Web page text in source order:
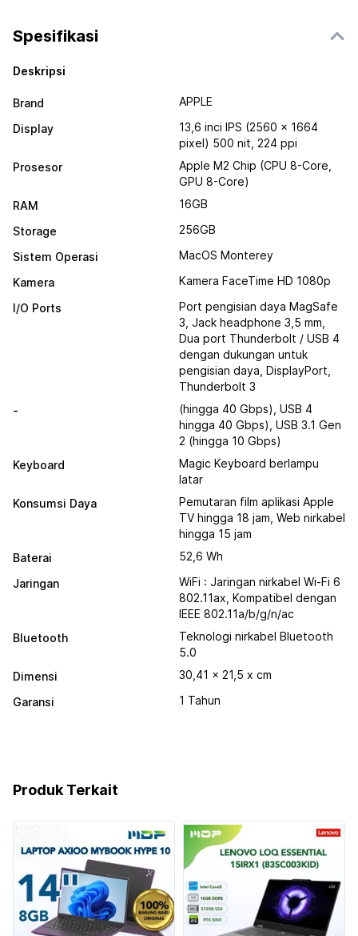
Spesifikasi
Deskripsi
Brand
APPLE
Display
13,6 inci IPS (2560 x 1664
pixel) 500 nit, 224 ppi
Prosesor
Apple M2 Chip (CPU 8-Core,
GPU 8-Core)
RAM
16GB
Storage
256GB
Sistem Operasi
MacOS Monterey
Kamera
Kamera FaceTime HD 1080p
I/O Ports
Port pengisian daya MagSafe
3, Jack headphone 3,5 mm,
Dua port Thunderbolt / USB 4
dengan dukungan untuk
pengisian daya, DisplayPort,
Thunderbolt 3
-
(hingga 40 Gbps), USB 4
hingga 40 Gbps), USB 3.1 Gen
2 (hingga 10 Gbps)
Keyboard
Magic Keyboard berlampu
latar
Konsumsi Daya
Pemutaran film aplikasi Apple
TV hingga 18 jam, Web nirkabel
hingga 15 jam
Baterai
52,6 Wh
Jaringan
WiFi : Jaringan nirkabel Wi-Fi 6
802.11ax, Kompatibel dengan
IEEE 802.11a/b/g/n/ac
Bluetooth
Teknologi nirkabel Bluetooth
5.0
Dimensi
30,41 x 21,5 x cm
Garansi
1 Tahun
Produk Terkait